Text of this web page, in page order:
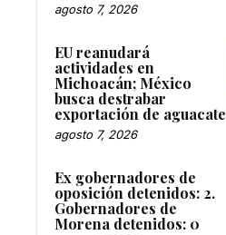
agosto 7, 2026
EU reanudará
actividades en
Michoacán; México
busca destrabar
exportación de aguacate
agosto 7, 2026
Ex gobernadores de
oposición detenidos: 2.
Gobernadores de
Morena detenidos: 0